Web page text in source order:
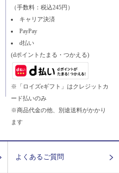
（手数料：税込245円）
キャリア決済
PayPay
d払い
(dポイントたまる・つかえる)
※「ロイズeギフト」はクレジットカ
ード払いのみ
※商品代金の他、別途送料がかかり
ます
よくあるご質問